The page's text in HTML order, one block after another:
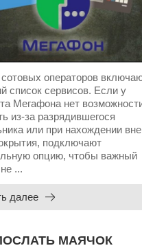
сотовых операторов
список сервисов. Если у
Мегафона нет
из-за разрядившегося
или при нахождении вне
подключают
опцию, чтобы важный
...
далее
МАЯЧОК